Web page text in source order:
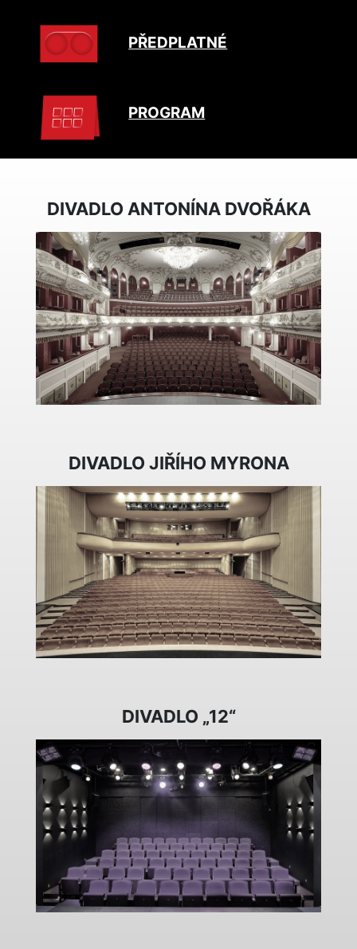
PŘEDPLATNÉ
PROGRAM
DIVADLO ANTONÍNA DVOŘÁKA
DIVADLO JIŘÍHO MYRONA
DIVADLO „12“